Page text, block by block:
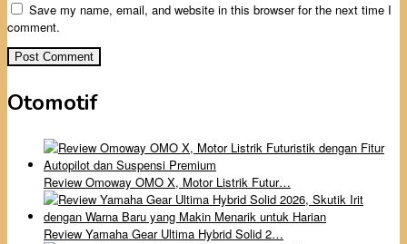
Save my name, email, and website in this browser for the next time I
comment.
Otomotif
Review Omoway OMO X, Motor Listrik Futur…
Review Yamaha Gear Ultima Hybrid Solid 2…